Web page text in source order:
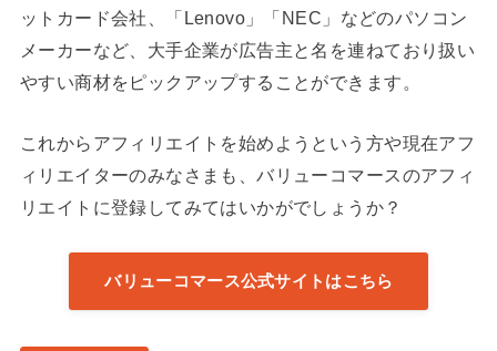
ットカード会社、「Lenovo」「NEC」などのパソコン
メーカーなど、大手企業が広告主と名を連ねており扱い
やすい商材をピックアップすることができます。
これからアフィリエイトを始めようという方や現在アフ
ィリエイターのみなさまも、バリューコマースのアフィ
リエイトに登録してみてはいかがでしょうか？
バリューコマース公式サイトはこちら